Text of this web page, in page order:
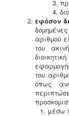
Τεχνικός
μελέτη
επιθεώρησης
εφόσον
αριθµού
του
του
όπως
μέσω